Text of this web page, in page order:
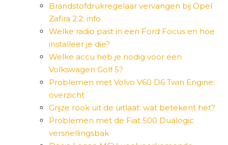
Brandstofdrukregelaar vervangen bij Opel
Zafira 2.2: info
Welke radio past in een Ford Focus en hoe
installeer je die?
Welke accu heb je nodig voor een
Volkswagen Golf 5?
Problemen met Volvo V60 D6 Twin Engine:
overzicht
Grijze rook uit de uitlaat: wat betekent het?
Problemen met de Fiat 500 Dualogic
versnellingsbak